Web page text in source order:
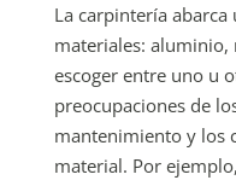
La carpintería
materiales: aluminio,
escoger entre uno u
preocupaciones de
mantenimiento y los
material. Por